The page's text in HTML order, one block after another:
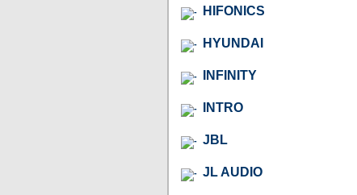
HIFONICS
HYUNDAI
INFINITY
INTRO
JBL
JL AUDIO